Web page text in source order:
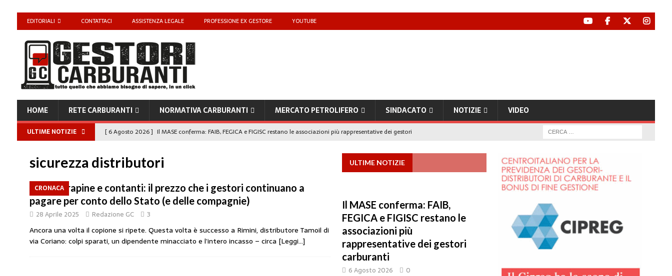
EDITORIALI CONTATTACI ASSISTENZA LEGALE PROFESSIONE EX GESTORE YOUTUBE
HOME RETE CARBURANTI NORMATIVA CARBURANTI MERCATO PETROLIFERO SINDACATO NOTIZIE VIDEO
ULTIME NOTIZIE [ 6 Agosto 2026 ] Il MASE conferma: FAIB, FEGICA e FIGISC restano le associazioni più rappresentative dei gestori
[ 6 Agosto 2026 ] “Da ‘Qui ci puoi fare anche benzina’ a ‘Qui la benzina non c’è’: l’emergenza approvvigionamenti
Enilive diventa nazionale”
EDITORIALI
[ 4 Agosto 2026 ] Caro Carburanti, prorogato il taglio accise fino al 25 agosto
MERCATO PREZZI CARBURANTI
[ 4 Agosto 2026 ]
Carburanti, Sperduto (FAIB): «Il prezzo lo decidono le compagnie, non i benzinai. Serve un prezzo
amministrato»
MERCATO PREZZI CARBURANTI
IP rinnova l’accordo con i gestori: intesa triennale firmata con Faib, Fegica e Figisc
COMUNICATI
sicurezza distributori
CRONACA
Spari, rapine e contanti: il prezzo che i gestori continuano a
pagare per conto dello Stato (e delle compagnie)
28 Aprile 2025 Redazione GC 3
Ancora una volta il copione si ripete. Questa volta è successo a Rimini, distributore Tamoil di
via Coriano: colpi sparati, un dipendente minacciato e l’intero incasso – circa [Leggi…]
ULTIME NOTIZIE
Il MASE conferma: FAIB,
FEGICA e FIGISC restano le
associazioni più
rappresentative dei gestori
carburanti
6 Agosto 2026 0